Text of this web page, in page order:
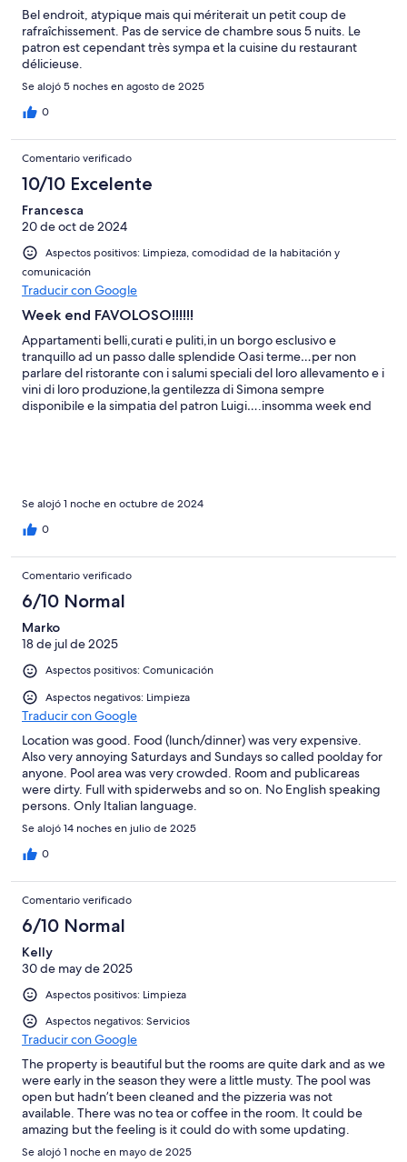
Bel endroit, atypique mais qui mériterait un petit coup de
rafraîchissement. Pas de service de chambre sous 5 nuits. Le
patron est cependant très sympa et la cuisine du restaurant
délicieuse.
Se alojó 5 noches en agosto de 2025
0
Comentario verificado
10/10 Excelente
Francesca
20 de oct de 2024
Aspectos positivos: Limpieza, comodidad de la habitación y
comunicación
Traducir con Google
Week end FAVOLOSO!!!!!!
Appartamenti belli,curati e puliti,in un borgo esclusivo e
tranquillo ad un passo dalle splendide Oasi terme…per non
parlare del ristorante con i salumi speciali del loro allevamento e i
vini di loro produzione,la gentilezza di Simona sempre
disponibile e la simpatia del patron Luigi….insomma week end
Se alojó 1 noche en octubre de 2024
0
Comentario verificado
6/10 Normal
Marko
18 de jul de 2025
Aspectos positivos: Comunicación
Aspectos negativos: Limpieza
Traducir con Google
Location was good. Food (lunch/dinner) was very expensive.
Also very annoying Saturdays and Sundays so called poolday for
anyone. Pool area was very crowded. Room and publicareas
were dirty. Full with spiderwebs and so on. No English speaking
persons. Only Italian language.
Se alojó 14 noches en julio de 2025
0
Comentario verificado
6/10 Normal
Kelly
30 de may de 2025
Aspectos positivos: Limpieza
Aspectos negativos: Servicios
Traducir con Google
The property is beautiful but the rooms are quite dark and as we
were early in the season they were a little musty. The pool was
open but hadn’t been cleaned and the pizzeria was not
available. There was no tea or coffee in the room. It could be
amazing but the feeling is it could do with some updating.
Se alojó 1 noche en mayo de 2025